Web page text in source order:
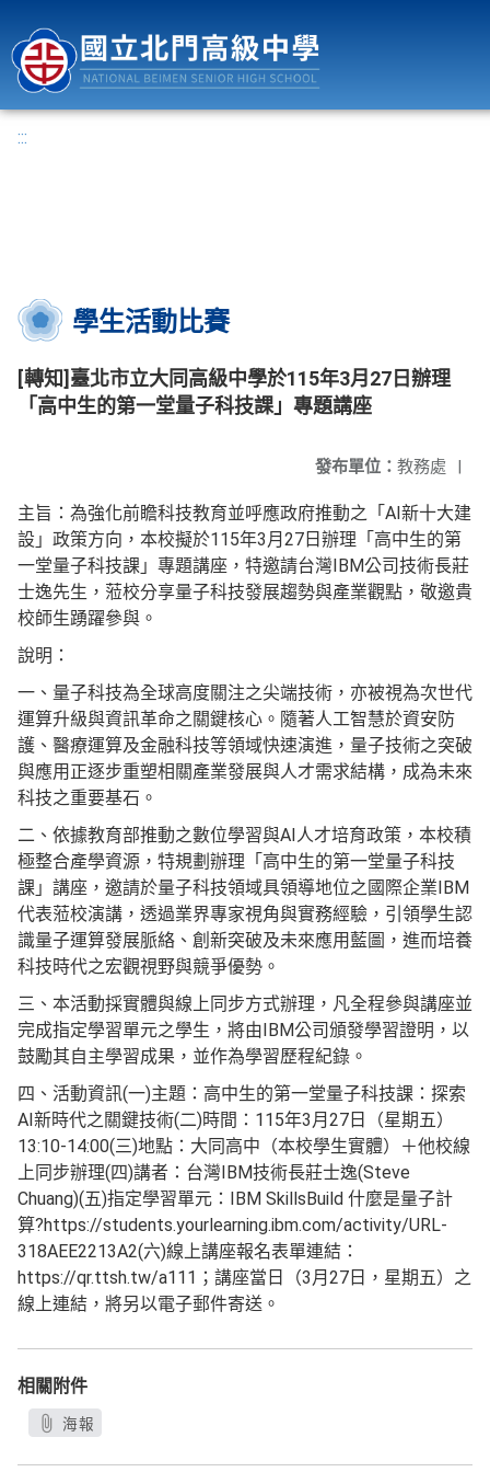
:::
學生活動比賽
[轉知]臺北市立大同高級中學於115年3月27日辦理
「高中生的第一堂量子科技課」專題講座
發布單位： 教務處 |
主旨：為強化前瞻科技教育並呼應政府推動之「AI新十大建
設」政策方向，本校擬於115年3月27日辦理「高中生的第
一堂量子科技課」專題講座，特邀請台灣IBM公司技術長莊
士逸先生，蒞校分享量子科技發展趨勢與產業觀點，敬邀貴
校師生踴躍參與。
說明：
一、量子科技為全球高度關注之尖端技術，亦被視為次世代
運算升級與資訊革命之關鍵核心。隨著人工智慧於資安防
護、醫療運算及金融科技等領域快速演進，量子技術之突破
與應用正逐步重塑相關產業發展與人才需求結構，成為未來
科技之重要基石。
二、依據教育部推動之數位學習與AI人才培育政策，本校積
極整合產學資源，特規劃辦理「高中生的第一堂量子科技
課」講座，邀請於量子科技領域具領導地位之國際企業IBM
代表蒞校演講，透過業界專家視角與實務經驗，引領學生認
識量子運算發展脈絡、創新突破及未來應用藍圖，進而培養
科技時代之宏觀視野與競爭優勢。
三、本活動採實體與線上同步方式辦理，凡全程參與講座並
完成指定學習單元之學生，將由IBM公司頒發學習證明，以
鼓勵其自主學習成果，並作為學習歷程紀錄。
四、活動資訊(一)主題：高中生的第一堂量子科技課：探索
AI新時代之關鍵技術(二)時間：115年3月27日（星期五）
13:10-14:00(三)地點：大同高中（本校學生實體）＋他校線
上同步辦理(四)講者：台灣IBM技術長莊士逸(Steve
Chuang)(五)指定學習單元：IBM SkillsBuild 什麼是量子計
算?https://students.yourlearning.ibm.com/activity/URL-
318AEE2213A2(六)線上講座報名表單連結：
https://qr.ttsh.tw/a111；講座當日（3月27日，星期五）之
線上連結，將另以電子郵件寄送。
相關附件
海報